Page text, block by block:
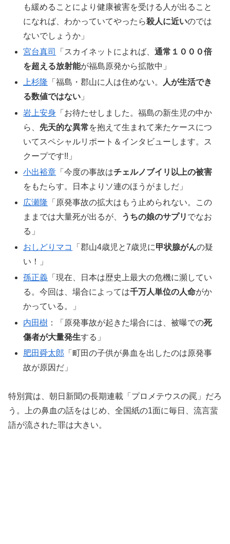
も緩めることにより健康被害を受ける人が出ること
になれば、わかっていてやったら殺人に近いのでは
ないでしょうか」
宮台真司
「スカイネットによれば、通常１０００倍
を超える放射能が福島原発から拡散中」
上杉隆 「福島・郡山に人は住めない。
人が生活でき
る数値ではない 」
岩上安身 「お待たせしました。福島の新生児の中か
ら、 先天的な異常を抱えて生まれて来たケースにつ
いてスペシャルリポート＆インタビューします。ス
クープです!!」
小出裕章 「今度の事故はチェルノブイリ以上の被害
をもたらす。日本よりソ連のほうがましだ」
広瀬隆 「原発事故の拡大はもう止められない。この
ままでは大量死が出るが、
うちの娘のサプリ でなお
る」
おしどりマコ
「郡山4歳児と7歳児に甲状腺がんの疑
い！」
孫正義 「現在、日本は歴史上最大の危機に瀕してい
る。今回は、場合によっては千万人単位の人命がか
かっている。」
内田樹 ：「原発事故が起きた場合には、被曝での死
傷者が大量発生する」
肥田舜太郎 「町田の子供が鼻血を出したのは原発事
故が原因だ」
特別賞は、朝日新聞の長期連載「プロメテウスの罠」だろ
う。上の鼻血の話をはじめ、全国紙の1面に毎日、流言蜚
語が流された罪は大きい。